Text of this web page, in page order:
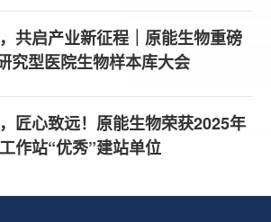
共启产业新征程｜原能生物重磅
究型医院生物样本库大会
匠心致远！原能生物荣获2025年
作站“优秀”建站单位